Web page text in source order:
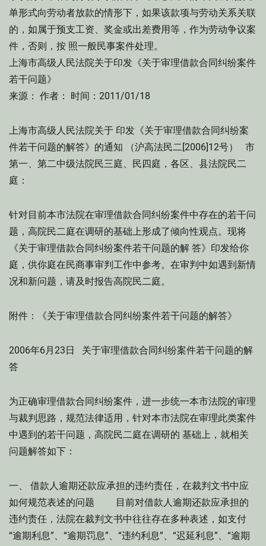
单形式向劳动者放款的情形下，如果该款项与劳动关系关联
的，如属于预支工资、奖金或出差费用等，作为劳动争议案
件，否则，按 照一般民事案件处理。
上海市高级人民法院关于印发《关于审理借款合同纠纷案件
若干问题》
来源： 作者： 时间：2011/01/18
上海市高级人民法院关于 印发《关于审理借款合同纠纷案
件若干问题的解答》的通知 （沪高法民二[2006]12号） 市
第一、第二中级法院民三庭、民四庭，各区、县法院民二
庭：
针对目前本市法院在审理借款合同纠纷案件中存在的若干问
题，高院民二庭在调研的基础上形成了倾向性观点。现将
《关于审理借款合同纠纷案件若干问题的解 答》印发给你
庭，供你庭在民商事审判工作中参考。在审判中如遇到新情
况和新问题，请及时报告高院民二庭。
附件：《关于审理借款合同纠纷案件若干问题的解答》
2006年6月23日 关于审理借款合同纠纷案件若干问题的解
答
为正确审理借款合同纠纷案件，进一步统一本市法院的审理
与裁判思路，规范法律适用，针对本市法院在审理此类案件
中遇到的若干问题，高院民二庭在调研的 基础上，就相关
问题解答如下：
一、 借款人逾期还款应承担的违约责任，在裁判文书中应
如何规范表述的问题 目前对借款人逾期还款应承担的
违约责任，法院在裁判文书中往往存在多种表述，如支付
“逾期利息”、“逾期罚息”、“违约利息”、“迟延利息”、“逾期